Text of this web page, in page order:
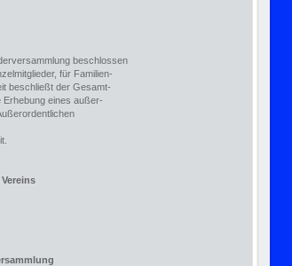
beschlossen
für Familien-
beschließt der Gesamt-
eines außer-